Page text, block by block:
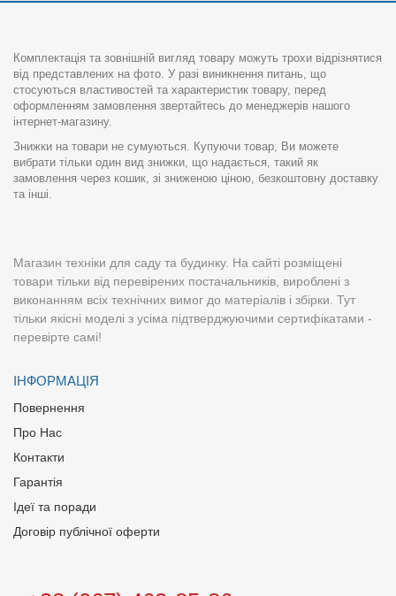
Комплектація та зовнішній вигляд товару можуть трохи відрізнятися
від представлених на фото. У разі виникнення питань, що
стосуються властивостей та характеристик товару, перед
оформленням замовлення звертайтесь до менеджерів нашого
інтернет-магазину.
Знижки на товари не сумуються. Купуючи товар, Ви можете
вибрати тільки один вид знижки, що надається, такий як
замовлення через кошик, зі зниженою ціною, безкоштовну доставку
та інші.
Магазин техніки для саду та будинку. На сайті розміщені
товари тільки від перевірених постачальників, вироблені з
виконанням всіх технічних вимог до матеріалів і збірки. Тут
тільки якісні моделі з усіма підтверджуючими сертифікатами -
перевірте самі!
ІНФОРМАЦІЯ
Повернення
Про Нас
Контакти
Гарантія
Ідеї та поради
Договір публічної оферти